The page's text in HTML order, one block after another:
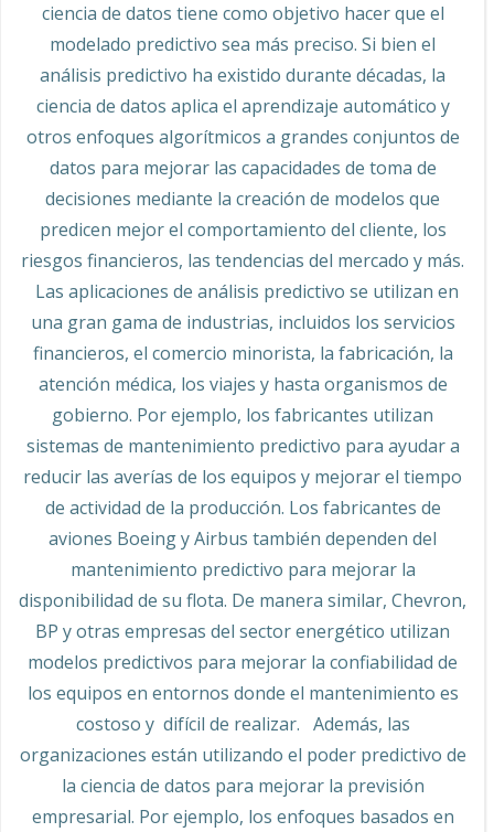
ciencia de datos tiene como objetivo hacer que el
modelado predictivo sea más preciso. Si bien el
análisis predictivo ha existido durante décadas, la
ciencia de datos aplica el aprendizaje automático y
otros enfoques algorítmicos a grandes conjuntos de
datos para mejorar las capacidades de toma de
decisiones mediante la creación de modelos que
predicen mejor el comportamiento del cliente, los
riesgos financieros, las tendencias del mercado y más.
Las aplicaciones de análisis predictivo se utilizan en
una gran gama de industrias, incluidos los servicios
financieros, el comercio minorista, la fabricación, la
atención médica, los viajes y hasta organismos de
gobierno. Por ejemplo, los fabricantes utilizan
sistemas de mantenimiento predictivo para ayudar a
reducir las averías de los equipos y mejorar el tiempo
de actividad de la producción. Los fabricantes de
aviones Boeing y Airbus también dependen del
mantenimiento predictivo para mejorar la
disponibilidad de su flota. De manera similar, Chevron,
BP y otras empresas del sector energético utilizan
modelos predictivos para mejorar la confiabilidad de
los equipos en entornos donde el mantenimiento es
costoso y difícil de realizar. Además, las
organizaciones están utilizando el poder predictivo de
la ciencia de datos para mejorar la previsión
empresarial. Por ejemplo, los enfoques basados en